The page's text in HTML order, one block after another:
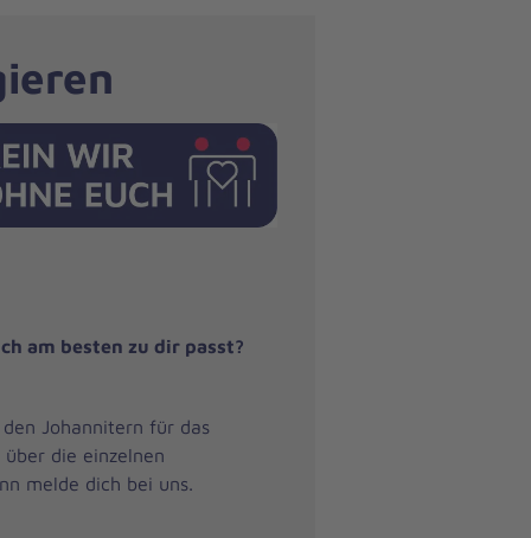
am besten zu dir passt?
Johannitern für das
die einzelnen
melde dich bei uns.